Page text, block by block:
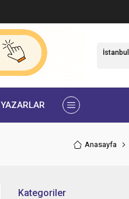
İstanbul,
YAZARLAR
Anasayfa
Kategoriler